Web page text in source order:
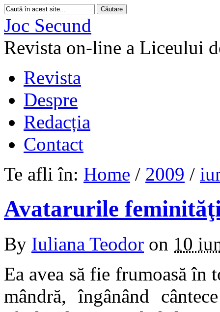
Joc Secund
Revista on-line a Liceului
Revista
Despre
Redacția
Contact
Te afli în: Home / 2009 /
Avatarurile
By Iuliana Teodor on 10
Ea avea să fie frumoasă în
mândră, îngânând